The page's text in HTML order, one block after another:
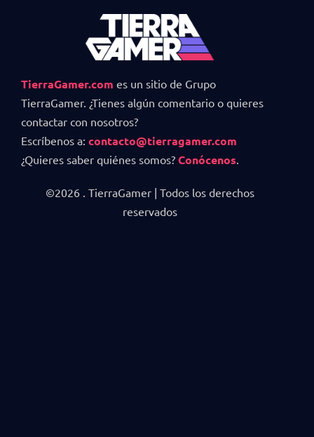
TierraGamer.com es un sitio de Grupo
TierraGamer. ¿Tienes algún comentario o quieres
contactar con nosotros?
Escríbenos a: contacto@tierragamer.com
¿Quieres saber quiénes somos? Conócenos.
©2026 . TierraGamer | Todos los derechos
reservados